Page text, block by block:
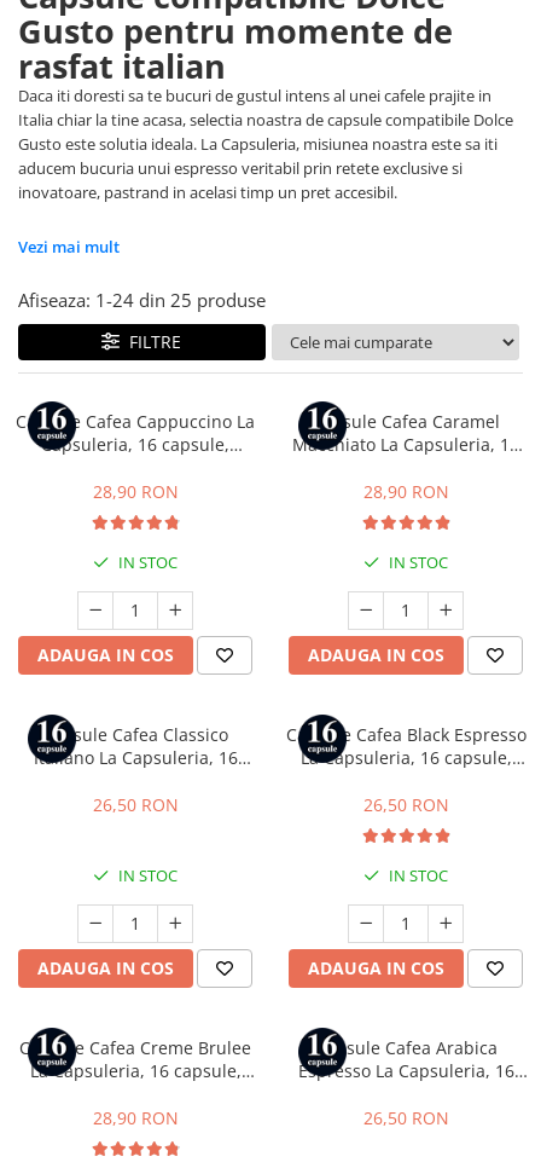
Capsule compatibile Bialetti
Capsule compatibile Beanz
Capsule compatibile Uno System
Capsule compatibile Caffitaly
PADURI CAFEA & MONODOZE
Paduri cafea ESE44
CAFEA BOABE
CAFEA MACINATA
Gusto pentru momente de
rasfat italian
Daca iti doresti sa te bucuri de gustul intens al unei cafele prajite in
Italia chiar la tine acasa, selectia noastra de capsule compatibile Dolce
Gusto este solutia ideala. La Capsuleria, misiunea noastra este sa iti
aducem bucuria unui espresso veritabil prin retete exclusive si
inovatoare, pastrand in acelasi timp un pret accesibil.
Vezi mai mult
Afiseaza: 1-24 din 25 produse
FILTRE
Capsule Cafea Cappuccino La
Capsuleria, 16 capsule,
28,90 RON
IN STOC
ADAUGA IN COS
Capsule Cafea Caramel
Macchiato La Capsuleria, 16
Gusto
28,90 RON
IN STOC
ADAUGA IN COS
Capsule Cafea Classico
Italiano La Capsuleria, 16
Gusto
26,50 RON
IN STOC
ADAUGA IN COS
Capsule Cafea Black Espresso
La Capsuleria, 16 capsule,
26,50 RON
IN STOC
ADAUGA IN COS
Capsule Cafea Creme Brulee
La Capsuleria, 16 capsule,
28,90 RON
Capsule Cafea Arabica
Espresso La Capsuleria, 16
Gusto
26,50 RON